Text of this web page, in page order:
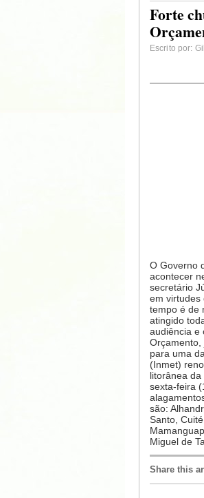
Forte
Escrito por:
O Governo
acontecer
secretário
em virtudes
tempo é de
atingido
audiência e
Orçamento,
para uma
(Inmet)
litorânea
sexta-feira
são:
Santo,
Miguel de
Share this